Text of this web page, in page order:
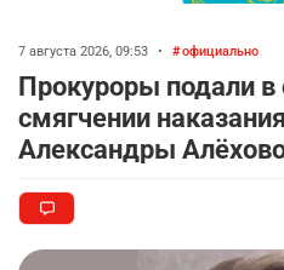
7 августа 2026, 09:53 • официально
Прокуроры подали в
смягчении
Александры